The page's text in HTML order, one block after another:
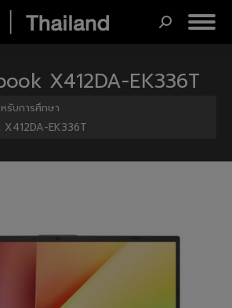
Search:
X412DA-EK336T
รับการศึกษา
EK336T